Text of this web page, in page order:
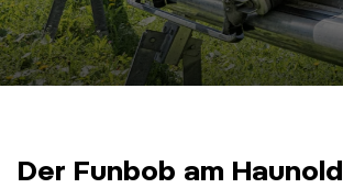
Der Funbob am Haunold